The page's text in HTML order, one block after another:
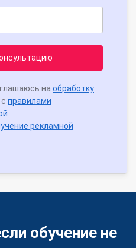
на обработку
правилами
рекламной
обучение не